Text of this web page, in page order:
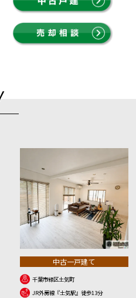
中古一戸建て
千葉市緑区土気町
JR外房線『土気駅』徒歩13分